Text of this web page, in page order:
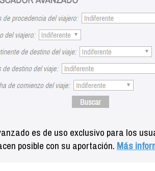
es de uso exclusivo para los
posible con su aportación. Más